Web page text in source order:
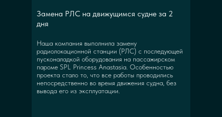
Наша компания выполнила замену
радиолокационной станции (РЛС) с последующей
пусконаладкой оборудования на пассажирском
пароме SPL Princess Anastasia. Особенностью
проекта стало то, что все работы проводились
непосредственно во время движения судна, без
вывода его из эксплуатации.
Замена РЛС на движущимся судне за 2
дня